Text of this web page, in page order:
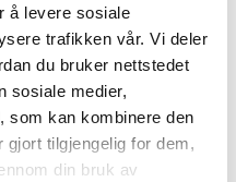
å levere sosiale
trafikken vår. Vi deler
du bruker nettstedet
sosiale medier,
som kan kombinere den
gjort tilgjengelig for dem,
din bruk av
og vi skulle
i uka. For å få
100 ansatte på en
Der fikk jeg
jeg i dag er